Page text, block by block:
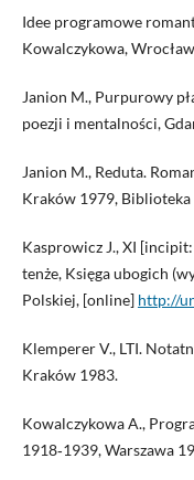
Idee programowe
Kowalczykowa,
Janion M., Purpurowy
poezji i mentalności,
Janion M., Reduta.
Kraków 1979, Biblioteka
Kasprowicz J., XI
tenże, Księga ubogich
Polskiej, [online] http://
Klemperer V., LTI.
Kraków 1983.
Kowalczykowa A.,
1918‑1939, Warszawa